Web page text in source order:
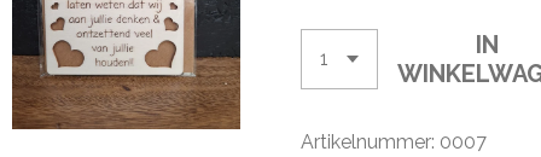
IN
Artikelnummer: 0007